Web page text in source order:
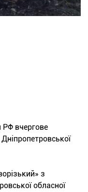
РФ вчергове
з
обласної